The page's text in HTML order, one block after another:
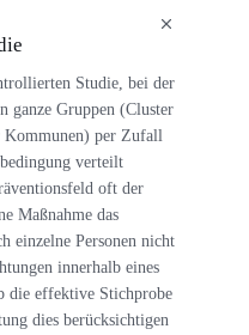
Studie, bei der
ganze Gruppen (Cluster
Kommunen) per Zufall
verteilt
oft der
Maßnahme das
einzelne Personen nicht
innerhalb eines
die effektive Stichprobe
dies berücksichtigen